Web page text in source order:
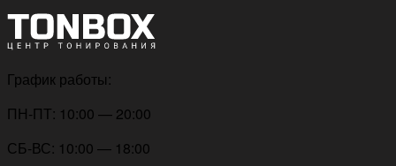
График работы:
ПН-ПТ: 10:00 — 20:00
СБ-ВС: 10:00 — 18:00